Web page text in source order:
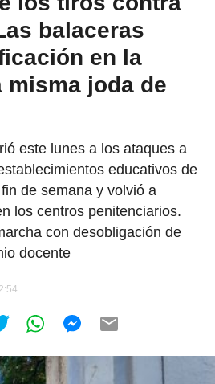
balaceras
en la
misma joda de
este lunes a los ataques a
educativos de
de semana y volvió a
los centros penitenciarios.
con desobligación de
docente